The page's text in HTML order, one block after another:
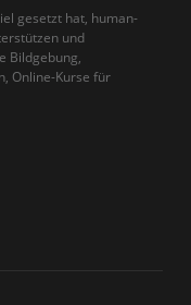
gesetzt hat, human-
und
Bildgebung,
Online-Kurse für